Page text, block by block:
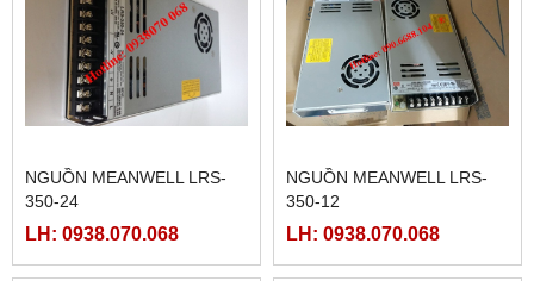
FATEK FBS-2DA FATEK FBS-4DA